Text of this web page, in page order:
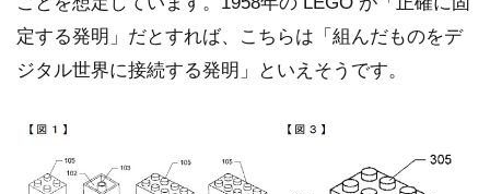
定する発明」だとすれば、こちらは「組んだものをデ
ジタル世界に接続する発明」といえそうです。